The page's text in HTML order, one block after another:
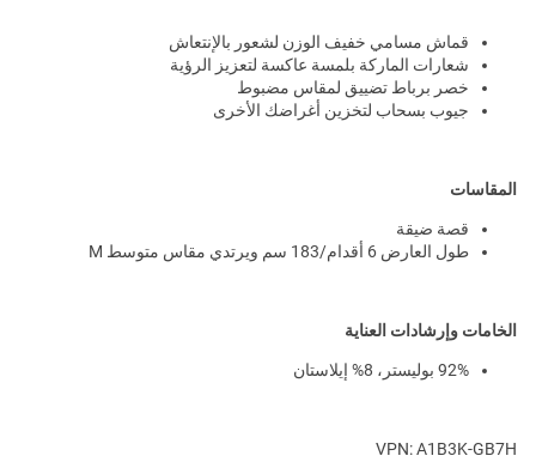
قماش مسامي خفيف الوزن لشعور بالإنتعاش
شعارات الماركة بلمسة عاكسة لتعزيز الرؤية
خصر برباط تضييق لمقاس مضبوط
جيوب بسحاب لتخزين أغراضك الأخرى
المقاسات
قصة ضيقة
طول العارض 6 أقدام/183 سم ويرتدي مقاس متوسط M
الخامات وإرشادات العناية
92% بوليستر، 8% إيلاستان
VPN: A1B3K-GB7H